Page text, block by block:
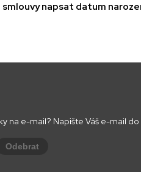
napsat datum
na e-mail? Napište Váš e-mail
Odebrat